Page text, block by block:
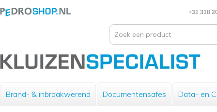
+31 318
Brand- & inbraakwerend Documentensafes Data- en